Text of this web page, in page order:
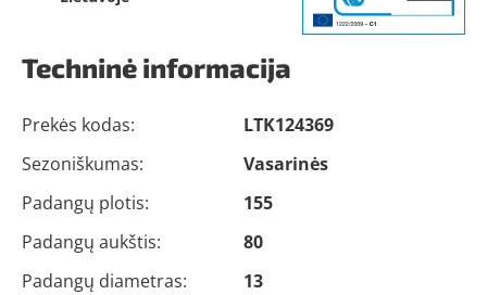
Techninė informacija
Prekės kodas:
LTK124369
Sezoniškumas:
Vasarinės
Padangų plotis:
155
Padangų aukštis:
80
Padangų diametras:
13